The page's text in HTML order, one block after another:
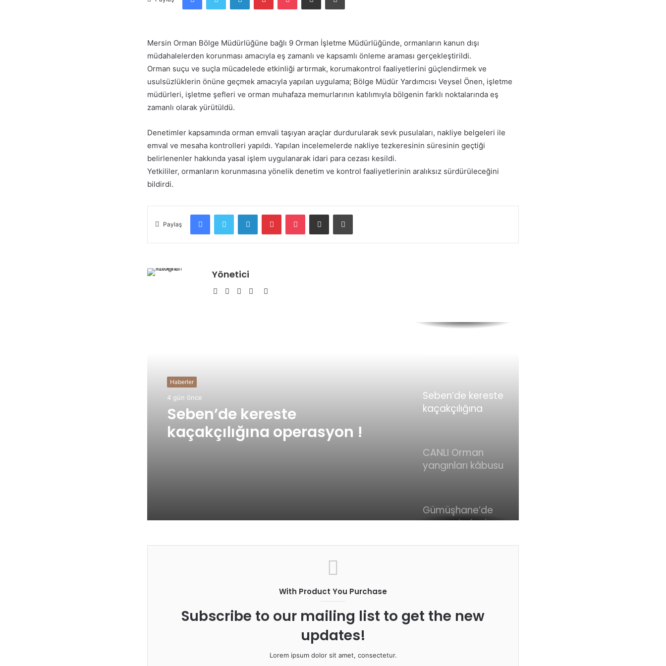
göndermek
Mersin Orman Bölge Müdürlüğüne bağlı 9 Orman İşletme Müdürlüğünde, ormanların kanun dışı
müdahalelerden korunması amacıyla eş zamanlı ve kapsamlı önleme araması gerçekleştirildi.
Orman suçu ve suçla mücadelede etkinliği artırmak, korumakontrol faaliyetlerini güçlendirmek ve
usulsüzlüklerin önüne geçmek amacıyla yapılan uygulama; Bölge Müdür Yardımcısı Veysel Önen, işletme
müdürleri, işletme şefleri ve orman muhafaza memurlarının katılımıyla bölgenin farklı noktalarında eş
zamanlı olarak yürütüldü.
Denetimler kapsamında orman emvali taşıyan araçlar durdurularak sevk pusulaları, nakliye belgeleri ile
emval ve mesaha kontrolleri yapıldı. Yapılan incelemelerde nakliye tezkeresinin süresinin geçtiği
belirlenenler hakkında yasal işlem uygulanarak idari para cezası kesildi.
Yetkililer, ormanların korunmasına yönelik denetim ve kontrol faaliyetlerinin aralıksız sürdürüleceğini
bildirdi.
Paylaş
FacebookTwitter LinkedIn PinterestPocket E-Posta ile paylaş
Yönetici
Facebook
TwitterYouTubePinterest
Haberler
4 gün önce
Seben’de kereste
kaçakçılığına operasyon !
geliştiriyor !
Seben’de kereste
kaçakçılığına
CANLI Orman
yangınları kâbusu
mücadelede son
durum… Bakan
yangın kontrol
Gümüşhane’de
ormanda feci
With Product You Purchase
Subscribe to our mailing list to get the new
updates!
Lorem ipsum dolor sit amet, consectetur.